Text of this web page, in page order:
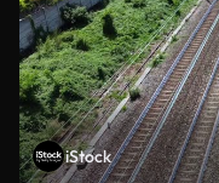
iStock